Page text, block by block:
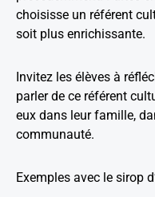
choisisse un référent
soit plus enrichissante.
Invitez les élèves à
parler de ce référent
eux dans leur famille,
communauté.
Exemples avec le sirop